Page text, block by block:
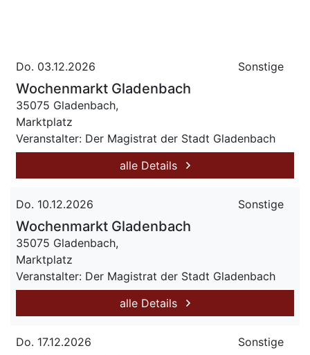
Do. 03.12.2026 Sonstige
Wochenmarkt Gladenbach
35075 Gladenbach,
Marktplatz
Veranstalter: Der Magistrat der Stadt Gladenbach
alle Details
Do. 10.12.2026 Sonstige
Wochenmarkt Gladenbach
35075 Gladenbach,
Marktplatz
Veranstalter: Der Magistrat der Stadt Gladenbach
alle Details
Do. 17.12.2026 Sonstige